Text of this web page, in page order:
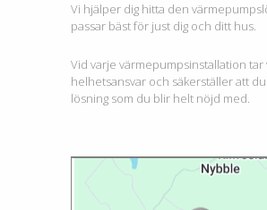
Vi hjälper dig hitta den
passar bäst för just dig och ditt hus.
Vid varje värmepumpsinstallation tar
helhetsansvar och säkerställer att
lösning som du blir helt nöjd med.